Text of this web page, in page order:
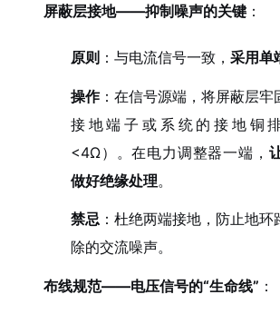
屏蔽层接地——抑制噪声的关键：
原则 ：与电流信号一致， 采用单
操作：在信号源端，将屏蔽层牢
接地端子或系统的接地铜
<4Ω）。在电力调整器一端，
做好绝缘处理。
禁忌：杜绝两端接地，防止地环
除的交流噪声。
布线规范——电压信号的“生命线” ：